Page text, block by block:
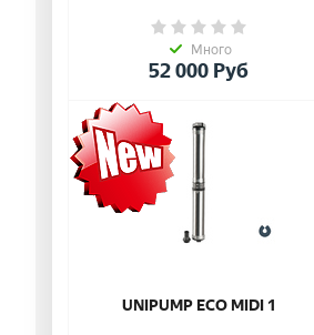
Много
52 000 Руб
UNIPUMP ЕСО MIDI 1